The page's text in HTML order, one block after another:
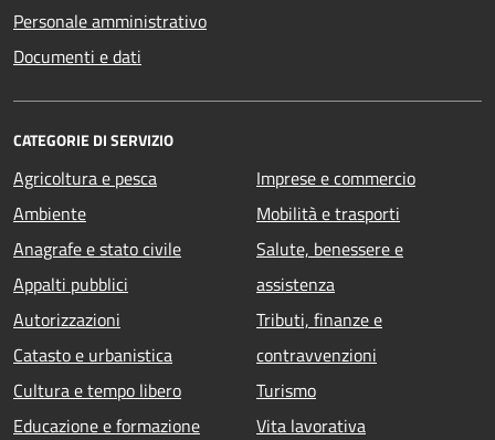
Personale amministrativo
Documenti e dati
CATEGORIE DI SERVIZIO
Agricoltura e pesca
Ambiente
Anagrafe e stato civile
Appalti pubblici
Autorizzazioni
Catasto e urbanistica
Cultura e tempo libero
Educazione e formazione
Imprese e commercio
Mobilità e trasporti
Salute, benessere e
assistenza
Tributi, finanze e
contravvenzioni
Turismo
Vita lavorativa